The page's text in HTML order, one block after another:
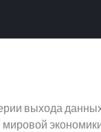
выхода данных
мировой